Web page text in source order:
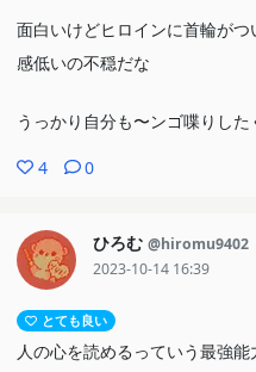
面白いけどヒロインに首輪が
感低いの不穏だな
うっかり自分も〜ンゴ喋りし
4 0
ひろむ @hiromu9402
2023-10-14 16:39
とても良い
人の心を読めるっていう最強